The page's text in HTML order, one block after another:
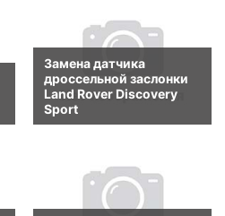
Замена датчика
дроссельной заслонки
Land Rover Discovery
Sport